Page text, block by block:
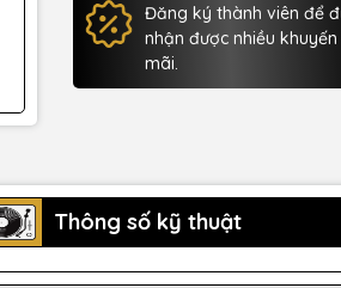
Đăng ký thành viên để
nhận được nhiều khuyến
mãi.
Thông số kỹ thuật